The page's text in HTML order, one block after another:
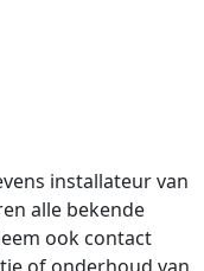
installateur van
alle bekende
ook contact